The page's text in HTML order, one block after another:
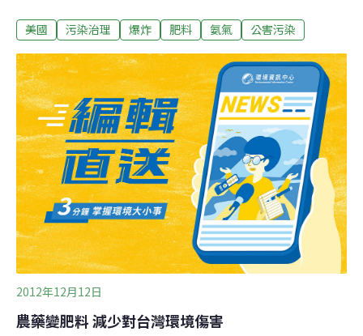
炸。威斯特鎮位於達拉斯南方約130公里處、威果鎮
全當局發言人威爾森（D.L. Wilson）告訴路透社，爆炸可
能已導致「數百人受傷」，並破壞多間民宅。 他也
說，附近1家照護中心因爆炸倒塌，據信有居民受困。威
果鎮助理消防局長葉格爾（Don Yeager）透過電話告訴法
新社，威斯特肥料工廠（West Fertilizer）發生無水氨氣爆
炸，原因無法立即得知。路透社記者觀察回報，當地1間
中學和數間民宅似乎遭嚴重焚毀。威果鎮1家醫院的主管
說，醫院目前已接獲100多名在爆炸和大火中受傷的民
眾。58歲目擊者瑪拉克（Debby M
美國 污染治理 爆炸 肥料 氨氣 公害污染
2012年12月12日
農藥變肥料 減少對台灣環境傷害